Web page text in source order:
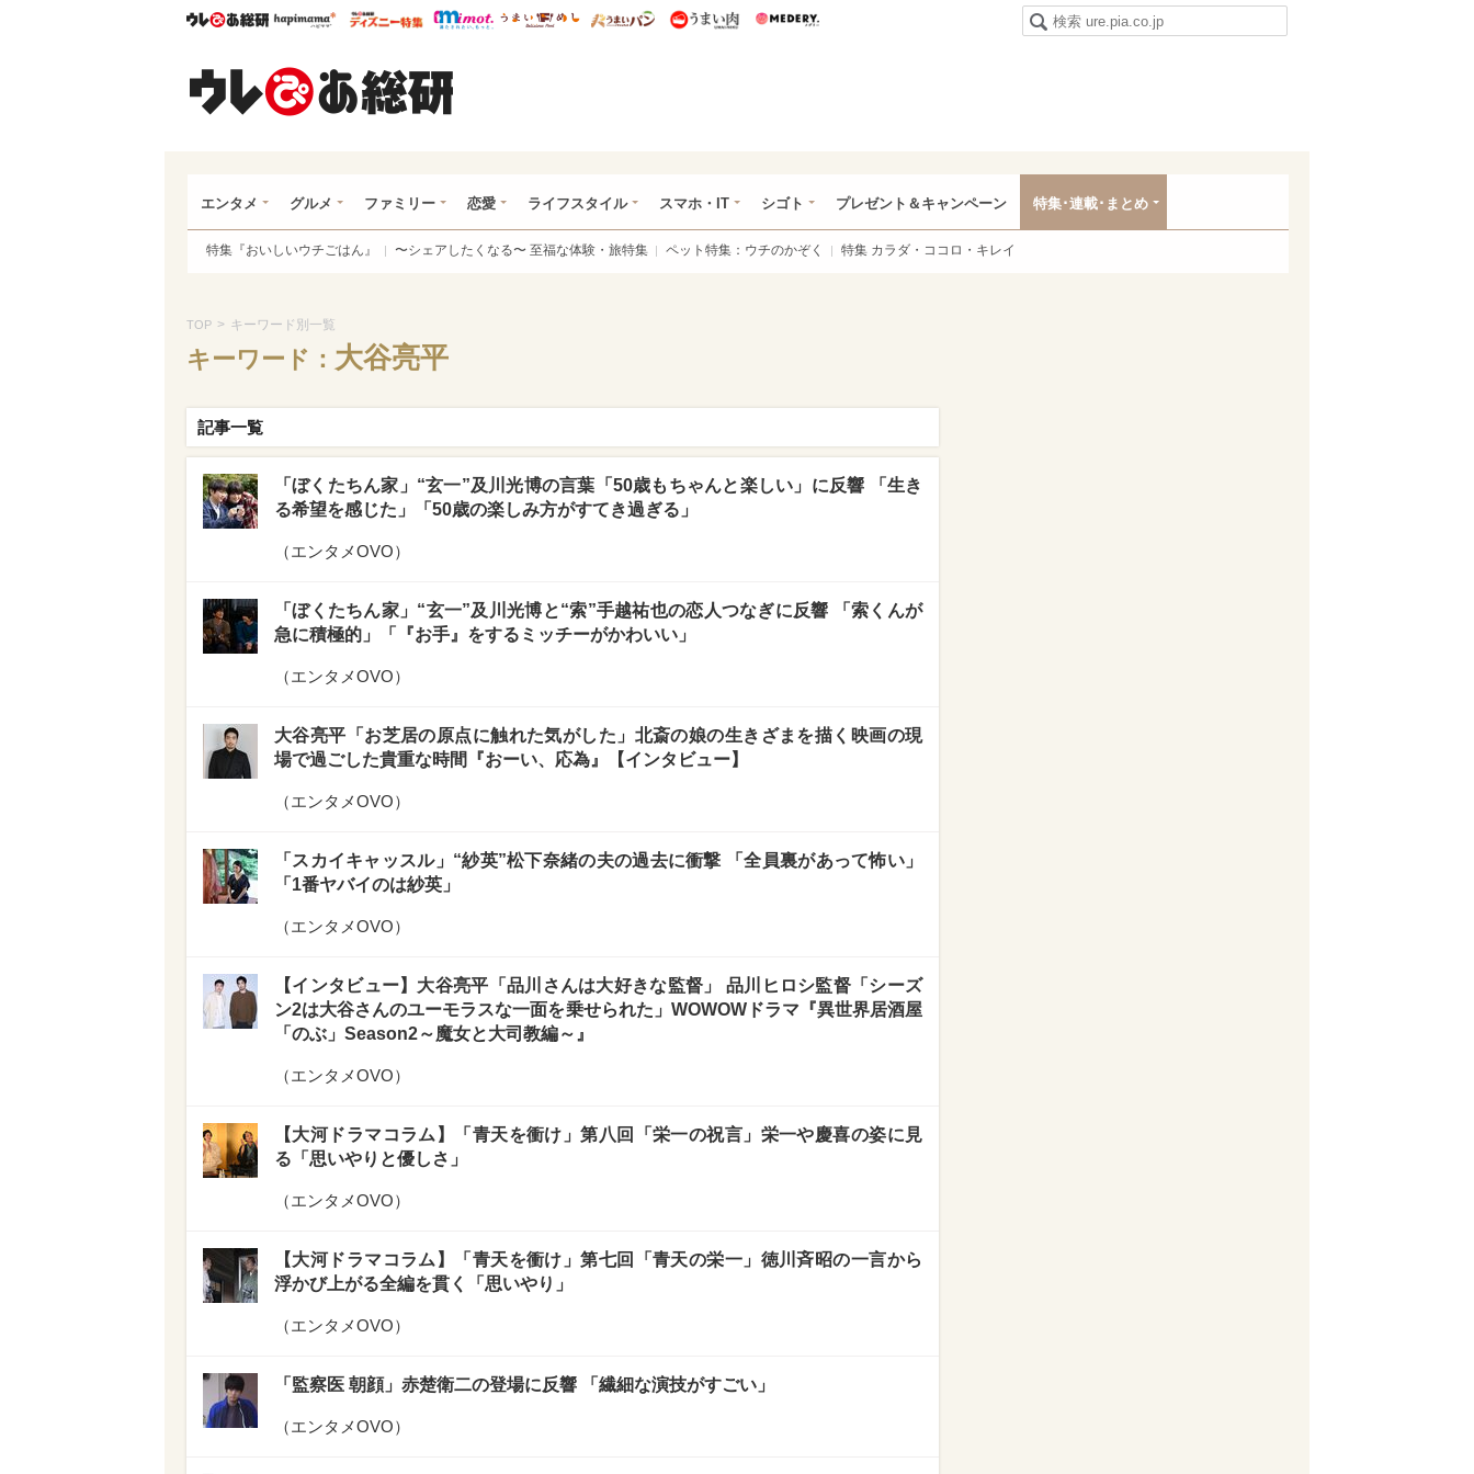
ウレぴあ総研ハピママ* ウレぴあ総研 ディズニー特集
mimot. うまいめし うまいパン うまい肉
エンタメ グルメ ファミリー 恋愛 ライフスタイル スマホ・IT シゴト プレゼント＆キャンペーン 特集･連載･まとめ
特集『おいしいウチごはん』 〜シェアしたくなる〜 至福な体験・旅特集 ペット特集：ウチのかぞく 特集 カラダ・ココロ・キレイ
TOP > キーワード別一覧
キーワード： 大谷亮平
記事一覧
「ぼくたちん家」“玄一”及川光博の言葉「50歳もちゃんと楽しい」に反響 「生き
る希望を感じた」「50歳の楽しみ方がすてき過ぎる」
（エンタメOVO）
「ぼくたちん家」“玄一”及川光博と“索”手越祐也の恋人つなぎに反響 「索くんが
急に積極的」「『お手』をするミッチーがかわいい」
（エンタメOVO）
大谷亮平「お芝居の原点に触れた気がした」北斎の娘の生きざまを描く映画の現
場で過ごした貴重な時間『おーい、応為』【インタビュー】
（エンタメOVO）
「スカイキャッスル」“紗英”松下奈緒の夫の過去に衝撃 「全員裏があって怖い」
「1番ヤバイのは紗英」
（エンタメOVO）
【インタビュー】大谷亮平「品川さんは大好きな監督」 品川ヒロシ監督「シーズ
ン2は大谷さんのユーモラスな一面を乗せられた」WOWOWドラマ『異世界居酒屋
「のぶ」Season2～魔女と大司教編～』
（エンタメOVO）
【大河ドラマコラム】「青天を衝け」第八回「栄一の祝言」栄一や慶喜の姿に見
る「思いやりと優しさ」
（エンタメOVO）
【大河ドラマコラム】「青天を衝け」第七回「青天の栄一」徳川斉昭の一言から
浮かび上がる全編を貫く「思いやり」
（エンタメOVO）
「監察医 朝顔」赤楚衛二の登場に反響 「繊細な演技がすごい」
（エンタメOVO）